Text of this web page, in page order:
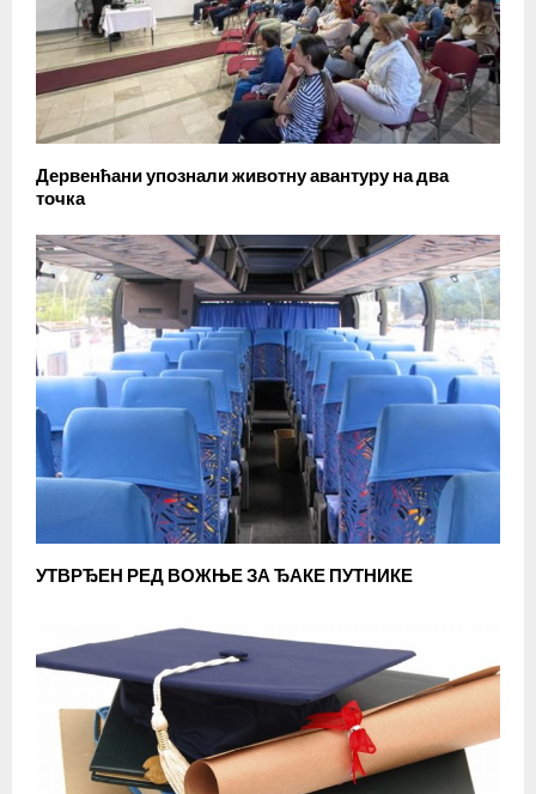
Дервенћани упознали животну авантуру на два
точка
УТВРЂЕН РЕД ВОЖЊЕ ЗА ЂАКЕ ПУТНИКЕ